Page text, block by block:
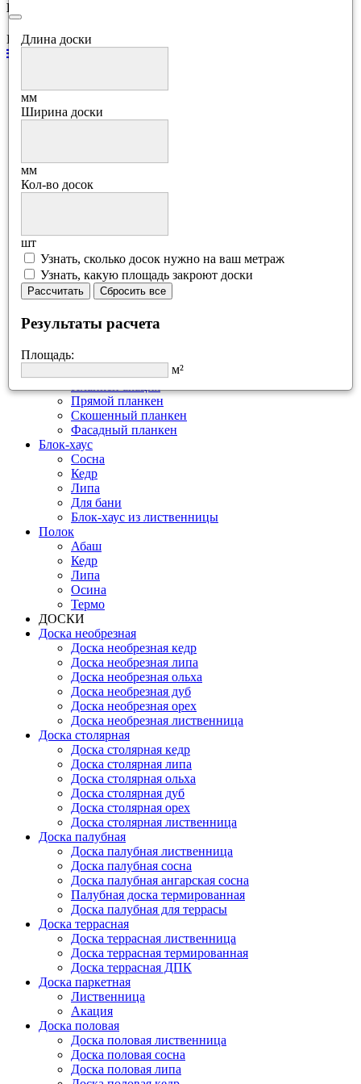
Рецензии
Еще нет отзывов об этом товаре.
Вагонка ангарская сосна
Вагонка сосна
Вагонка акация
Вагонка для бани
Имитация бруса лиственница
Имитация бруса ангарская сосна
Имитация бруса сосна
Имитация бруса кедр
Планкен
Планкен ангарская сосна
Прямой планкен
Скошенный планкен
Фасадный планкен
Блок-хаус
Сосна
Кедр
Липа
Для бани
Блок-хаус из лиственницы
Полок
Абаш
Кедр
Липа
Осина
Термо
ДОСКИ
Доска необрезная
Доска необрезная кедр
Доска необрезная липа
Доска необрезная ольха
Доска необрезная дуб
Доска необрезная орех
Доска необрезная лиственница
Доска столярная
Доска столярная кедр
Доска столярная липа
Доска столярная ольха
Доска столярная дуб
Доска столярная орех
Доска столярная лиственница
Доска палубная
Доска палубная лиственница
Доска палубная сосна
Доска палубная ангарская сосна
Палубная доска термированная
Доска палубная для террасы
Доска террасная
Доска террасная лиственница
Доска террасная термированная
Доска террасная ДПК
Доска паркетная
Лиственница
Акация
Доска половая
Доска половая лиственница
Доска половая сосна
Доска половая липа
Длина доски
мм
Ширина доски
мм
Кол-во досок
шт
Узнать, сколько досок нужно на ваш метраж
Узнать, какую площадь закроют доски
Рассчитать Сбросить все
Результаты расчета
Площадь:
м²